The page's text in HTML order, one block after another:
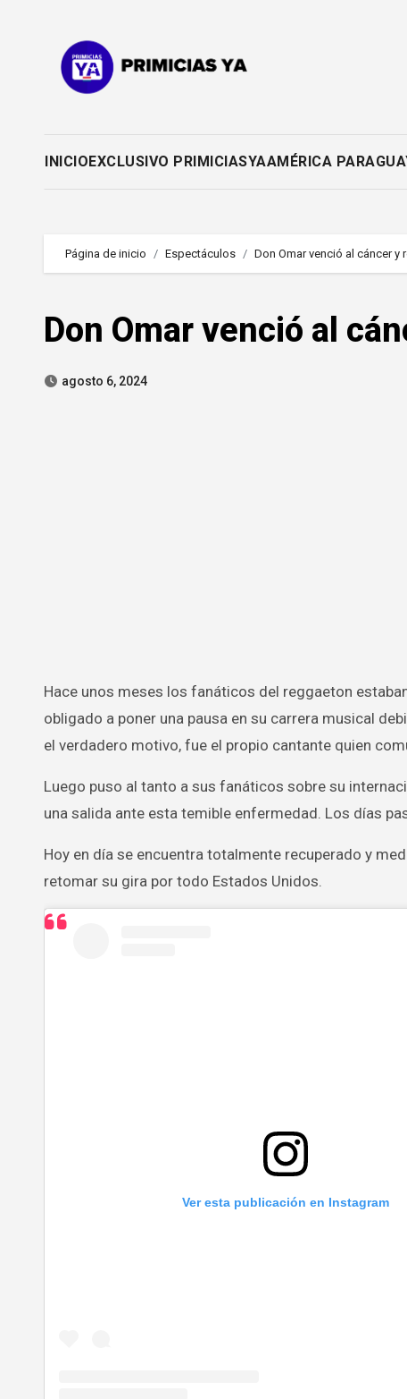
INICIOEXCLUSIVO PRIMICIASYAAMÉRICA
Página de inicio Espectáculos Don Omar venció al cáncer y
Don Omar venció al
agosto 6, 2024
Hace unos meses los fanáticos del reggaeton estaban sumamente conmovidos cuando se anunciaba que Don Omar se vio
obligado a poner una pausa en su carrera musical
el verdadero motivo, fue el propio cantante quien
Luego puso al tanto a sus fanáticos sobre su
una salida ante esta temible enfermedad. Los días
Hoy en día se encuentra totalmente recuperado y
retomar su gira por todo Estados Unidos.
Ver esta publicación en Instagram